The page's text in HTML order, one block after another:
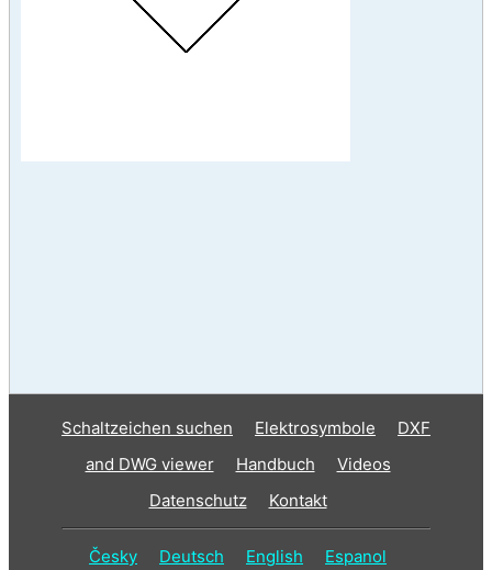
Schaltzeichen suchen Elektrosymbole
DXF
and DWG viewer
Handbuch
Videos
Datenschutz
Kontakt
Česky Deutsch English Espanol